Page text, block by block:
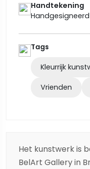
Handtekening
Tags
Kleurrijk
Vrienden
Het kunstwerk is
BelArt Gallery in